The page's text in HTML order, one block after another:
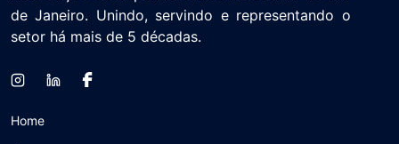
de Janeiro. Unindo, servindo e representando o
setor há mais de 5 décadas.
Home